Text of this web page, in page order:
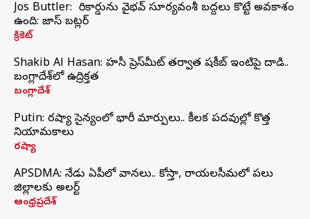
Jos Buttler: నా రికార్డును వైభవ్ సూర్యవంశీ బద్దలు కొట్టే అవకాశం
ఉంది: జాస్ బట్లర్
క్రికెట్
Shakib Al Hasan: హసీనా ప్రెస్‌మీట్‌ తర్వాత షకీబ్‌ ఇంటిపై దాడి..
బంగ్లాదేశ్‌లో ఉద్రిక్తత
బంగ్లాదేశ్
Putin: రష్యా సైన్యంలో భారీ మార్పులు.. కీలక పదవుల్లో కొత్త
నియామకాలు
రష్యా
APSDMA: నేడు ఏపీలో వానలు.. కోస్తా, రాయలసీమలో పలు
జిల్లాలకు అలర్ట్
ఆంధ్రప్రదేశ్